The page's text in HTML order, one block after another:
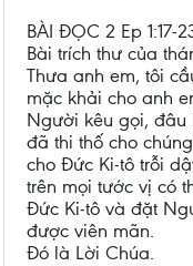
BÀI ĐỌC 2 Ep 1:17-
Bài trích thư của
Thưa anh em, tôi
mặc khải cho anh
Người kêu gọi,
đã thi thố cho
cho Đức Ki-tô trỗi
trên mọi tước vị có
Đức Ki-tô và đặt
được viên mãn.
Đó là Lời Chúa.